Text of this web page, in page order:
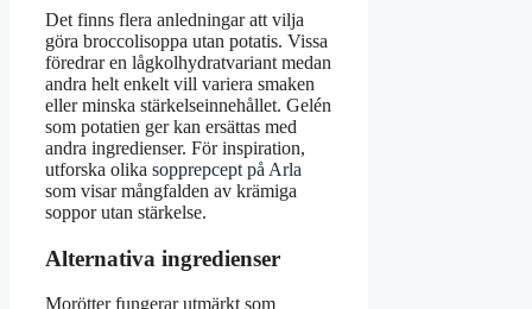
Det finns flera anledningar att vilja
göra broccolisoppa utan potatis. Vissa
föredrar en lågkolhydratvariant medan
andra helt enkelt vill variera smaken
eller minska stärkelseinnehållet. Gelén
som potatien ger kan ersättas med
andra ingredienser. För inspiration,
utforska olika sopprepcept på Arla
som visar mångfalden av krämiga
soppor utan stärkelse.
Alternativa ingredienser
Morötter fungerar utmärkt som